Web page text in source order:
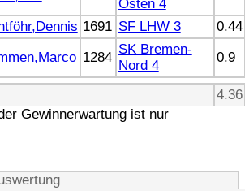
Osten 4
1691 SF LHW 3
0.44
1284
SK Bremen-
Nord 4
0.9
4.36
Gewinnerwartung ist nur